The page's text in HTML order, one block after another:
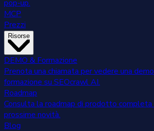
pop-up.
MCP
Prezzi
Risorse
DEMO & Formazione
Prenota una chiamata per vedere una
formazione su SEOcrawl AI.
Roadmap
Consulta la roadmap di prodotto
prossime novità.
Blog